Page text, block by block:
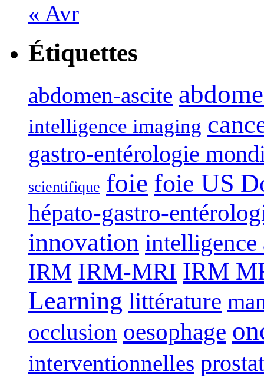
« Avr
Étiquettes
abdomen-ascite
intelligence imaging
gastro-entérologie
scientifique foie foie US
hépato-gastro-
innovation
IRM IRM-MRI IRM
Learning littérature
occlusion oesophage
interventionnelles